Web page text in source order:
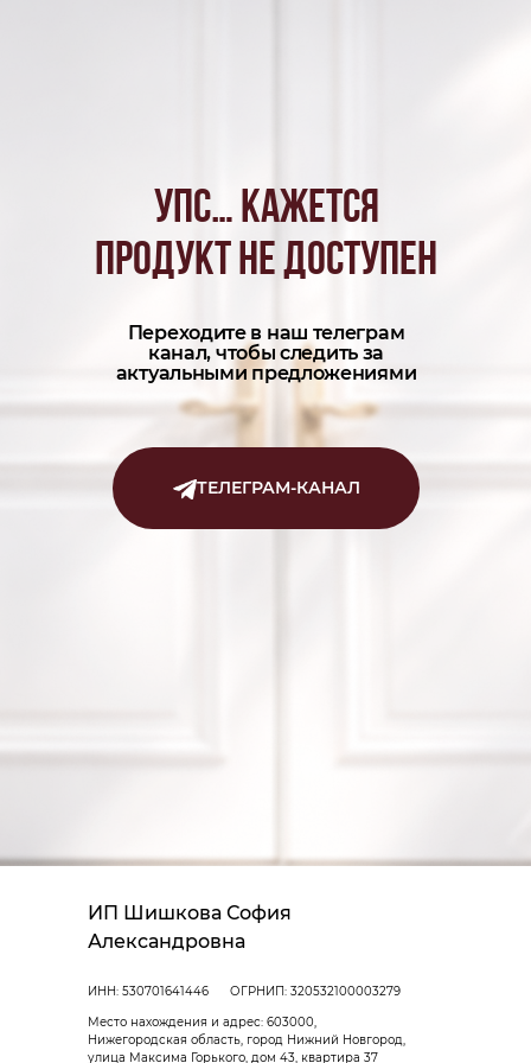
ТЕЛЕГРАМ-КАНАЛ
Переходите в наш телеграм
канал, чтобы следить за
актуальными предложениями
УПС… КАЖЕТСЯ
ПРОДУКТ НЕ ДОСТУПЕН
ИП Шишкова София
Александровна
ИНН: 530701641446
ОГРНИП: 320532100003279
Место нахождения и адрес: 603000,
Нижегородская область, город Нижний Новгород,
улица Максима Горького, дом 43, квартира 37